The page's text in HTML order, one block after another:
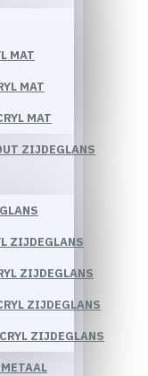
MAT
MAT
MAT
ZIJDEGLANS
ZIJDEGLANS
ZIJDEGLANS
ZIJDEGLANS
ZIJDEGLANS